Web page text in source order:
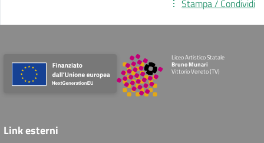
Stampa / Condividi
Liceo Artistico Statale
Bruno Munari
Vittorio Veneto (TV)
Link esterni